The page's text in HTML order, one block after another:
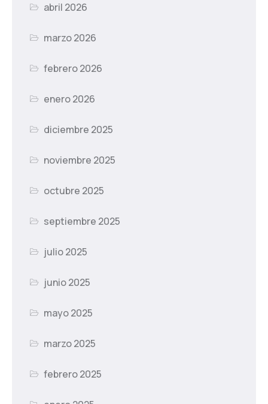
abril 2026
marzo 2026
febrero 2026
enero 2026
diciembre 2025
noviembre 2025
octubre 2025
septiembre 2025
julio 2025
junio 2025
mayo 2025
marzo 2025
febrero 2025